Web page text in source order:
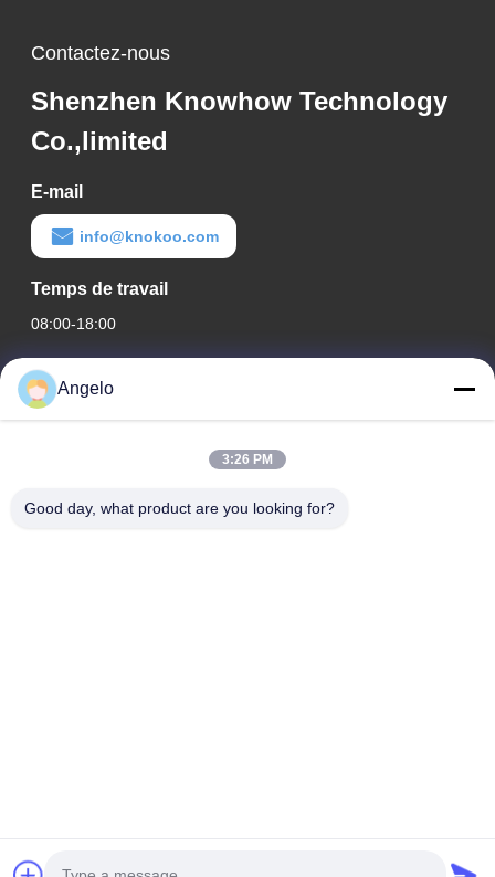
Contactez-nous
Shenzhen Knowhow Technology
Co.,limited
E-mail
info@knokoo.com
Temps de travail
08:00-18:00
Notre adresse
Adresse de l'entreprise
Chambre 1508, bâtiment d'affaires Taojing, rue Minbao, rue
Minzhi, district de Longhua, ville de Shenzhen, province du
Angelo
3:26 PM
Good day, what product are you looking for?